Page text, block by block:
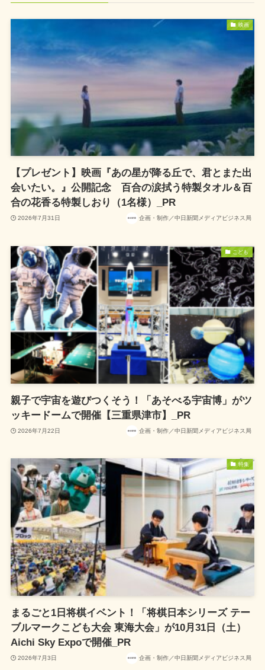
映画
【プレゼント】映画『あの星が降る丘で、君とまた出
会いたい。』公開記念 百合の涙拭う特製タオル＆百
合の花香る特製しおり（1名様）_PR
2026年7月31日 企画・制作／中日新聞メディアビジネス局
こども
親子で宇宙を遊びつくそう！「あそべる宇宙博」がツ
ッキードームで開催【三重県津市】_PR
2026年7月22日 企画・制作／中日新聞メディアビジネス局
特集
まるごと1日将棋イベント！「将棋日本シリーズ テー
ブルマークこども大会 東海大会」が10月31日（土）
Aichi Sky Expoで開催_PR
2026年7月3日 企画・制作／中日新聞メディアビジネス局